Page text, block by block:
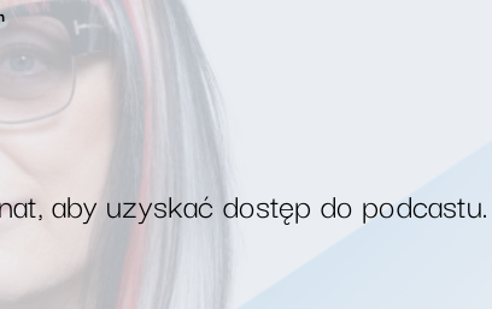
aby uzyskać dostęp do podcastu.